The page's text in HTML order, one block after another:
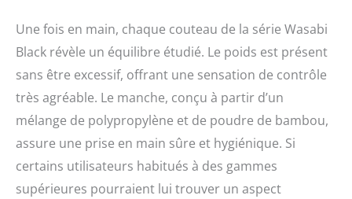
couvre tous les besoins
facile et durabilité : La
poignée résistante à l'eau
du couteau empêche la
saleté de pénétrer et
facilite le nettoyage. Pour
maintenir la netteté et la
qualité, nous
recommandons de laver
le couteau à la main et
Une fois en main, chaque couteau de la série Wasabi
Black révèle un équilibre étudié. Le poids est présent
sans être excessif, offrant une sensation de contrôle
très agréable. Le manche, conçu à partir d’un
mélange de polypropylène et de poudre de bambou,
assure une prise en main sûre et hygiénique. Si
certains utilisateurs habitués à des gammes
supérieures pourraient lui trouver un aspect